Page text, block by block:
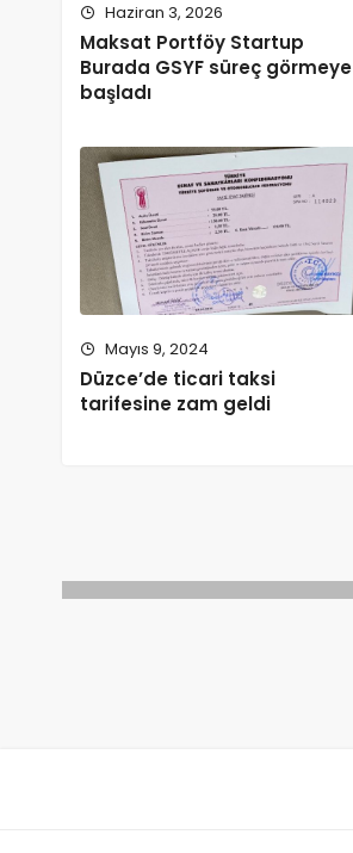
Haziran 3, 2026
Maksat Portföy Startup
Burada GSYF süreç görmeye
başladı
Mayıs 9, 2024
Düzce’de ticari taksi
tarifesine zam geldi